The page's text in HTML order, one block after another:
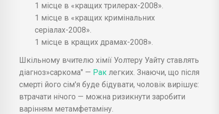
1 місце в «кращих трилерах-2008».
1 місце в «кращих кримінальних
серіалах-2008».
1 місце в кращих драмах-2008».
Шкільному вчителю хімії Уолтеру Уайту ставлять
діагноз»саркома" — Рак легких. Знаючи, що після
смерті його сім'я буде бідувати, чоловік вирішує:
втрачати нічого — можна ризикнути заробити
варінням метамфетаміну.